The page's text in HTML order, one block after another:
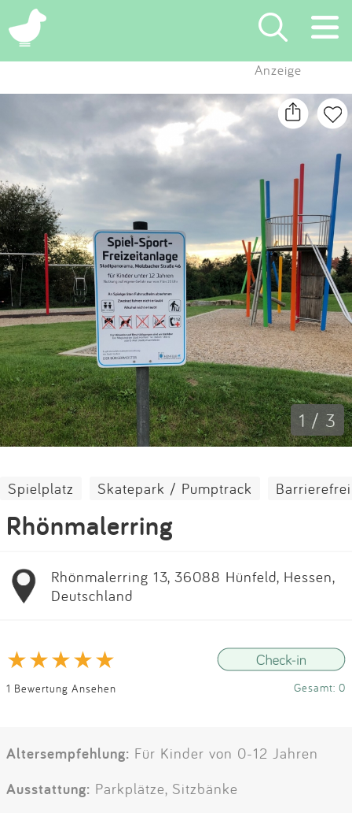
×
Suchen
Eintragen
App
Blog
Partner
Kontakt
Impressum
Anmelden
Anzeige
1 / 3
Spielplatz Skatepark / Pumptrack Barrierefrei
Rhönmalerring
Rhönmalerring 13, 36088 Hünfeld, Hessen,
Deutschland
1 Bewertung Ansehen Gesamt: 0
Altersempfehlung: Für Kinder von 0-12 Jahren
Ausstattung: Parkplätze, Sitzbänke